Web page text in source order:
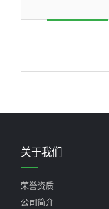
关于我们
荣誉资质
公司简介